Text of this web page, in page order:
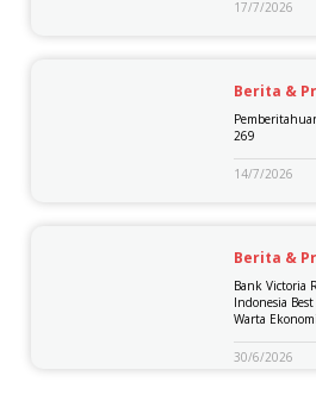
17/7/2026
Berita &
269
14/7/2026
Berita &
Bank Victoria
Indonesia
Warta
30/6/2026